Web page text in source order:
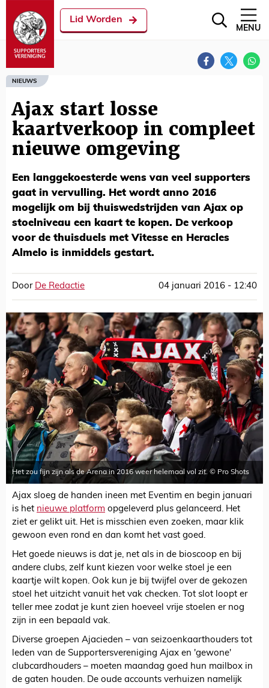
Lid Worden
MENU
NIEUWS
Ajax start losse
kaartverkoop in compleet
nieuwe omgeving
Een langgekoesterde wens van veel supporters
gaat in vervulling. Het wordt anno 2016
mogelijk om bij thuiswedstrijden van Ajax op
stoelniveau een kaart te kopen. De verkoop
voor de thuisduels met Vitesse en Heracles
Almelo is inmiddels gestart.
Door De Redactie 04 januari 2016 - 12:40
Het zou fijn zijn als de Arena in 2016 weer helemaal vol zit. © Pro Shots
Ajax sloeg de handen ineen met Eventim en begin januari
is het nieuwe platform opgeleverd plus gelanceerd. Het
ziet er gelikt uit. Het is misschien even zoeken, maar klik
gewoon even rond en dan komt het vast goed.
Het goede nieuws is dat je, net als in de bioscoop en bij
andere clubs, zelf kunt kiezen voor welke stoel je een
kaartje wilt kopen. Ook kun je bij twijfel over de gekozen
stoel het uitzicht vanuit het vak checken. Tot slot loopt er
teller mee zodat je kunt zien hoeveel vrije stoelen er nog
zijn in een bepaald vak.
Diverse groepen Ajacieden – van seizoenkaarthouders tot
leden van de Supportersvereniging Ajax en 'gewone'
clubcardhouders – moeten maandag goed hun mailbox in
de gaten houden. De oude accounts verhuizen namelijk